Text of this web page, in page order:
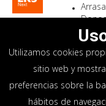
SEDE
Goiru,
CP
Utilizamos cookies
sitio web y
preferencias sobre la
hábitos de